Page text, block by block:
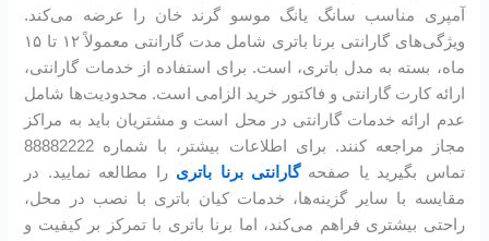
آمپری مناسب سانگ یانگ موسو گرند خان را عرضه می‌کند.
ویژگی‌های گارانتی برنا باتری شامل مدت گارانتی معمولاً ۱۲ تا ۱۵
ماه، بسته به مدل باتری، است. برای استفاده از خدمات گارانتی،
ارائه کارت گارانتی و فاکتور خرید الزامی است. محدودیت‌ها شامل
عدم ارائه خدمات گارانتی در محل است و مشتریان باید به مراکز
مجاز مراجعه کنند. برای اطلاعات بیشتر، با شماره 88882222
تماس بگیرید یا صفحهگارانتی برنا باتری را مطالعه نمایید. در
مقایسه با سایر گزینه‌ها، خدمات کیان باتری با نصب در محل،
راحتی بیشتری فراهم می‌کند، اما برنا باتری با تمرکز بر کیفیت و